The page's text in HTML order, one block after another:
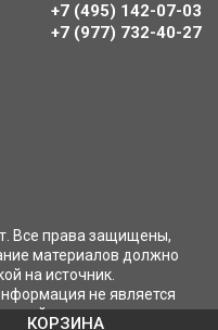
КОРЗИНА
+7 (495) 142-07-03
‎‎+7 (977) 732-40-27
Все права защищены,
материалов должно
на источник.
не является